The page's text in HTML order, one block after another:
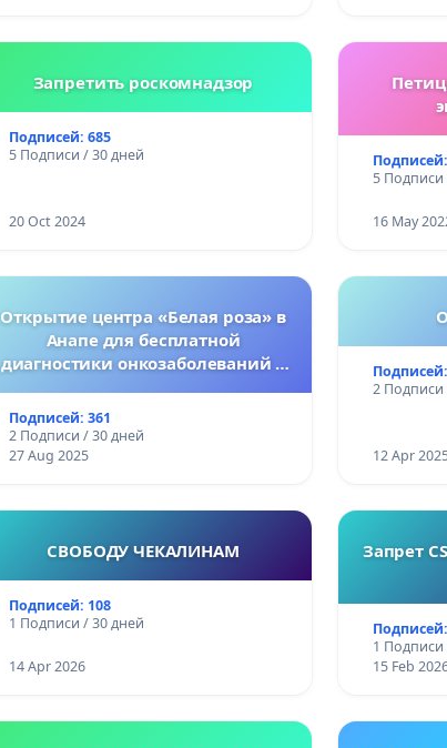
Запретить роскомнадзор
Подписей: 685
5 Подписи / 30 дней
20 Oct 2024
5 Подписи
16 May
Открытие центра «Белая роза» в
Анапе для бесплатной
диагностики онкозаболеваний у
Подписей: 361
2 Подписи / 30 дней
27 Aug 2025
2 Подписи
12 Apr
СВОБОДУ ЧЕКАЛИНАМ
Подписей: 108
1 Подписи / 30 дней
14 Apr 2026
Запрет
1 Подписи
15 Feb